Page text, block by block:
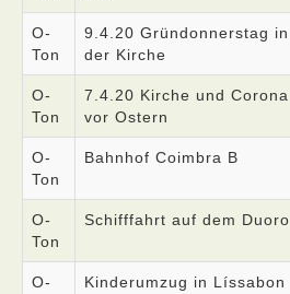
O-
Ton
9.4.20 Gründonnerstag in
der Kirche
O-
Ton
7.4.20 Kirche und Corona
vor Ostern
O-
Ton
Bahnhof Coimbra B
O-
Ton
Schifffahrt auf dem Duoro
O-
Kinderumzug in Líssabon